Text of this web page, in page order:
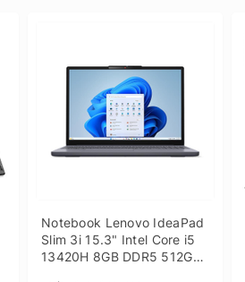
Notebook Lenovo IdeaPad
Slim 3i 15.3" Intel Core i5
13420H 8GB DDR5 512GB